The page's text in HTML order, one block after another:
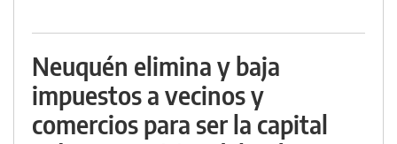
Neuquén elimina y baja
impuestos a vecinos y
comercios para ser la capital